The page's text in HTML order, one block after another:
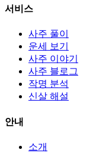
서비스
사주 풀이
운세 보기
사주 이야기
사주 블로그
작명 분석
신살 해설
안내
소개